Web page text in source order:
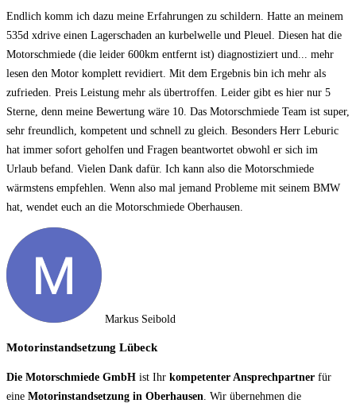
Endlich komm ich dazu meine Erfahrungen zu schildern. Hatte an meinem
535d xdrive einen Lagerschaden an kurbelwelle und Pleuel. Diesen hat die
Motorschmiede (die leider 600km entfernt ist) diagnostiziert und ... mehr
lesen den Motor komplett revidiert. Mit dem Ergebnis bin ich mehr als
zufrieden. Preis Leistung mehr als übertroffen. Leider gibt es hier nur 5
Sterne, denn meine Bewertung wäre 10. Das Motorschmiede Team ist super,
sehr freundlich, kompetent und schnell zu gleich. Besonders Herr Leburic
hat immer sofort geholfen und Fragen beantwortet obwohl er sich im
Urlaub befand. Vielen Dank dafür. Ich kann also die Motorschmiede
wärmstens empfehlen. Wenn also mal jemand Probleme mit seinem BMW
hat, wendet euch an die Motorschmiede Oberhausen.
Markus Seibold
Motorinstandsetzung Lübeck
Die Motorschmiede GmbH ist Ihr kompetenter Ansprechpartner für
eine Motorinstandsetzung in Oberhausen . Wir übernehmen die